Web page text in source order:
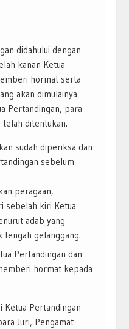
didahului dengan
kanan Ketua
hormat serta
akan dimulainya
Pertandingan, para
ditentukan.
sudah diperiksa dan
sebelum
peragaan,
sebelah kiri Ketua
adab yang
gelanggang.
Pertandingan dan
hormat kepada
Ketua Pertandingan
Juri, Pengamat